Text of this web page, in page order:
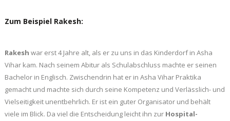
Zum Beispiel Rakesh:
Rakesh war erst 4 Jahre alt, als er zu uns in das Kinderdorf in Asha
Vihar kam. Nach seinem Abitur als Schulabschluss machte er seinen
Bachelor in Englisch. Zwischendrin hat er in Asha Vihar Praktika
gemacht und machte sich durch seine Kompetenz und Verlässlich- und
Vielseitigkeit unentbehrlich. Er ist ein guter Organisator und behält
viele im Blick. Da viel die Entscheidung leicht ihn zur Hospital-